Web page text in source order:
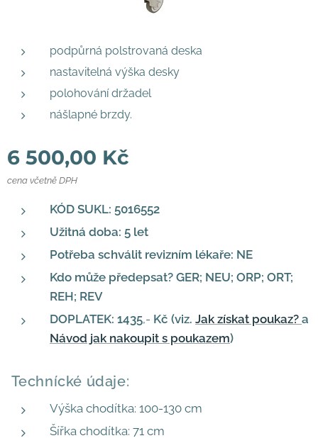
podpůrná polstrovaná deska
nastavitelná výška desky
polohování držadel
nášlapné brzdy.
6 500,00 Kč
cena včetně DPH
KÓD SUKL: 5016552
Užitná doba: 5 let
Potřeba schválit revizním lékaře: NE
Kdo může předepsat? GER; NEU; ORP; ORT;
REH; REV
DOPLATEK: 1435,- Kč (viz. Jak získat poukaz? a
Návod jak nakoupit s poukazem)
Technícké údaje:
Výška chodítka: 100-130 cm
Šířka chodítka: 71 cm